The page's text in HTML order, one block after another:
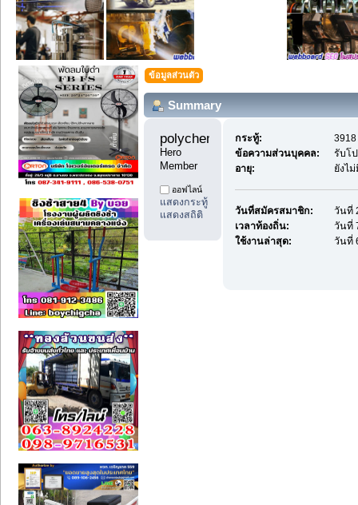
ข้อมูลส่วนตัว
Summary
polychemicals12
Hero
Member
ออฟไลน์
แสดงกระทู้
แสดงสถิติ
กระทู้:
ข้อความส่วนบุคคล:
รับโ
อายุ:
ยังไ
วันที่สมัครสมาชิก:
วันที่
เวลาท้องถิ่น:
วันที่
ใช้งานล่าสุด:
วันที่